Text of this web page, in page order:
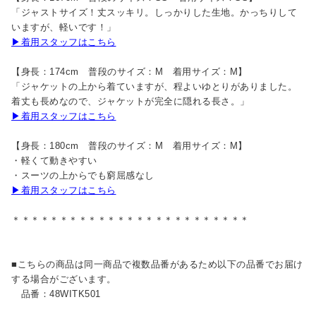
「ジャストサイズ！丈スッキリ。しっかりした生地。かっちりして
いますが、軽いです！」
▶着用スタッフはこちら
【身長：174cm 普段のサイズ：M 着用サイズ：M】
「ジャケットの上から着ていますが、程よいゆとりがありました。
着丈も長めなので、ジャケットが完全に隠れる長さ。」
▶着用スタッフはこちら
【身長：180cm 普段のサイズ：M 着用サイズ：M】
・軽くて動きやすい
・スーツの上からでも窮屈感なし
▶着用スタッフはこちら
＊＊＊＊＊＊＊＊＊＊＊＊＊＊＊＊＊＊＊＊＊＊＊＊＊
■こちらの商品は同一商品で複数品番があるため以下の品番でお届け
する場合がございます。
品番：48WITK501